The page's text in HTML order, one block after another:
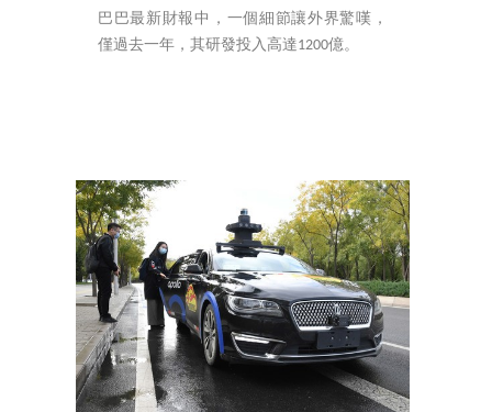
巴巴最新財報中，一個細節讓外界驚嘆，
僅過去一年，其研發投入高達1200億。